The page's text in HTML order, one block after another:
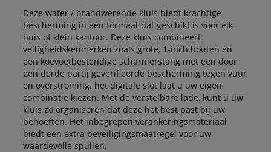
Deze water / brandwerende kluis biedt krachtige
bescherming in een formaat dat geschikt is voor elk
huis of klein kantoor. Deze kluis combineert
veiligheidskenmerken zoals grote, 1-inch bouten en
een koevoetbestendige scharnierstang met een door
een derde partij geverifieerde bescherming tegen vuur
en overstroming. het digitale slot laat u uw eigen
combinatie kiezen. Met de verstelbare lade, kunt u uw
kluis zo organiseren dat deze het best past bij uw
behoeften. Het inbegrepen verankeringsmateriaal
biedt een extra beveiligingsmaatregel voor uw
waardevolle spullen.